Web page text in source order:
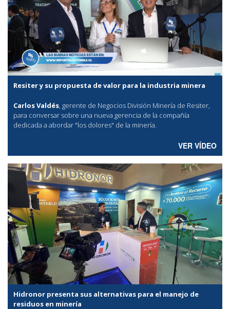
Resiter y su propuesta de valor para la industria minera
Carlos Valdés, gerente de Negocios División Minería de Resiter,
para conversar sobre una nueva gerencia de la compañía
dedicada a abordar "los dolores" de la minería.
VER VÍDEO
Hidronor presenta sus alternativas para el manejo de
residuos en minería